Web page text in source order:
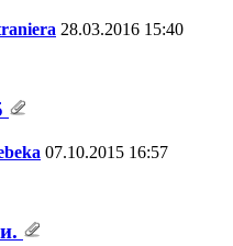
28.03.2016 15:40
07.10.2015 16:57